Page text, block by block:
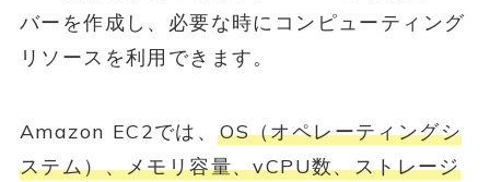
バーを作成し、必要な時にコンピューティング
リソースを利用できます。
Amazon EC2では、OS（オペレーティングシ
ステム）、メモリ容量、vCPU数、ストレージ